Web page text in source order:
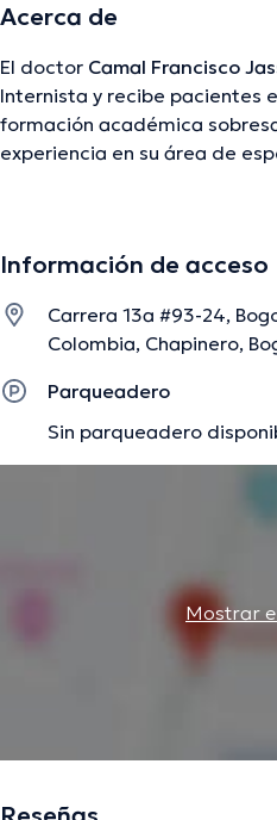
Acerca de
El doctor Camal Francisco
Internista y recibe pacientes
formación académica
experiencia en su área de
Jassir Naffah ha participado
ámbito de especialización y
ediciones. Español es el
doctor.
Información de acceso
Carrera 13a #93-24,
Colombia, Chapinero,
Parqueadero
Sin parqueadero
Mostrar